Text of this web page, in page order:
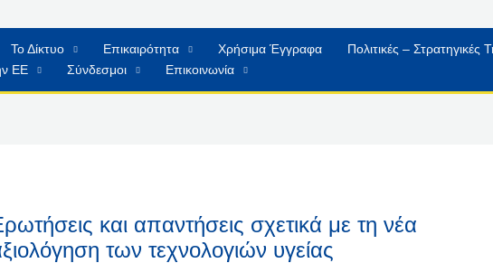
Το Δίκτυο Επικαιρότητα Χρήσιμα Έγγραφα Πολιτικές – Στρατηγικές
ΕΕ
Σύνδεσμοι Επικοινωνία
και απαντήσεις σχετικά με τη νέα
των τεχνολογιών υγείας